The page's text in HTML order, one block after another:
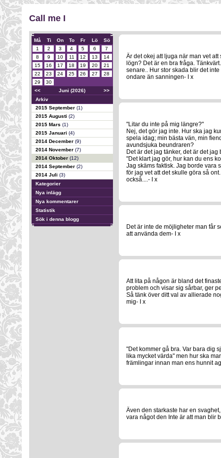
Call me I
Må Ti On To Fr Lö
Sö
1
2 3 4 5 6
7
8
9 10 11 12 13
14
15
16 17 18 19 20
21
22
23 24 25 26 27
28
29
30
<<
Juni (2026)
>>
Arkiv
2015 September (1)
2015 Augusti (2)
2015 Mars (1)
2015 Januari (4)
2014 December (9)
2014 November (7)
2014 Oktober (12)
2014 September (2)
2014 Juli (3)
Kategorier
Nya inlägg
Nya kommentarer
Statistik
Sök i denna blogg
Är det okej att ljuga när man vet
lögn? Det är en bra fråga.
senare.. Hur stor skada blir det
ondare än sanningen- I x
"Litar du inte på mig längre?"
Nej, det gör jag inte. Hur ska jag
spela idag; min bästa vän, min
avundsjuka beundraren?
Det är det jag tänker, det är det
"Det klart jag gör, hur kan du ens
Jag skäms faktisk. Jag borde vara
för jag vet att det skulle göra så
också....- I x
Det är inte de möjligheter man får
att använda dem- I x
Att lita på någon är bland det
problem och visar sig sårbar, ger
Så tänk över ditt val av allierade
mig- I x
"Det kommer gå bra. Var bara dig
lika mycket värda" men hur ska
främlingar innan man ens hunnit
Även den starkaste har en
vara något den Inte är att man blir